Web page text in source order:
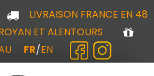
LIVRAISON FRANCE EN 48
ET ALENTOURS
FR/EN